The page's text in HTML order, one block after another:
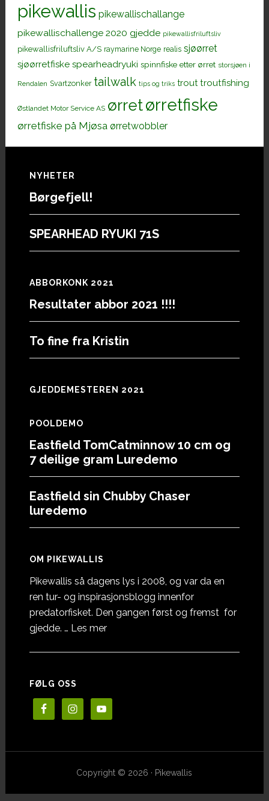
pikewallis pikewallischallange
pikewallischallenge 2020 gjedde pikewallisfriluftsliv
pikewallisfriluftsliv A/S raymarine Norge realis sjøørret
sjøørretfiske spearheadryuki spinnfiske etter ørret storsjøen i
Rendalen Svartzonker tailwalk tips og triks trout troutfishing
Østlandet Motor Service AS ørretørretfiske
ørretfiske på Mjøsa ørretwobbler
Footer
NYHETER
Børgefjell!
SPEARHEAD RYUKI 71S
ABBORKONK 2021
Resultater abbor 2021 !!!!
To fine fra Kristin
GJEDDEMESTEREN 2021
POOLDEMO
Eastfield TomCatminnow 10 cm og
7 deilige gram Luredemo
Eastfield sin Chubby Chaser
luredemo
OM PIKEWALLIS
Pikewallis så dagens lys i 2008, og var da en
ren tur- og inspirasjonsblogg innenfor
predatorfisket. Den gangen først og fremst for
gjedde. … Les meromOm
FØLG OSS
Copyright © 2026 · Pikewallis